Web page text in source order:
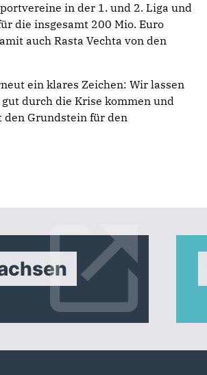
in der 1. und 2. Liga und
die insgesamt 200 Mio. Euro
auch Rasta Vechta von den
ein klares Zeichen: Wir lassen
durch die Krise kommen und
den Grundstein für den